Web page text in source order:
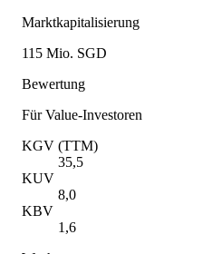
Marktkapitalisierung
115 Mio. SGD
Bewertung
Für Value-Investoren
KGV (TTM)
35,5
KUV
8,0
KBV
1,6